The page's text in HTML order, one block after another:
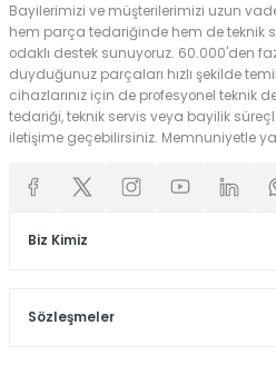
Bayilerimizi ve müşterilerimizi uzun
hem parça tedariğinde hem de teknik
odaklı destek sunuyoruz. 60.000'den
duyduğunuz parçaları hızlı şekilde
cihazlarınız için de profesyonel teknik
tedariği, teknik servis veya bayilik
iletişime geçebilirsiniz. Memnuniyetle
Biz Kimiz
Sözleşmeler